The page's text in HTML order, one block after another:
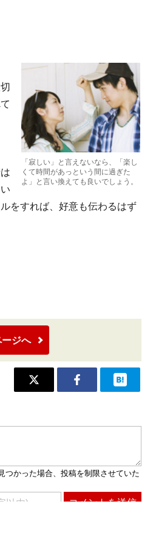
「寂しい」と言えないなら、「楽し
くて時間があっという間に過ぎた
よ」と言い換えても良いでしょう。
をすれば、好意も伝わるはず
ジへ